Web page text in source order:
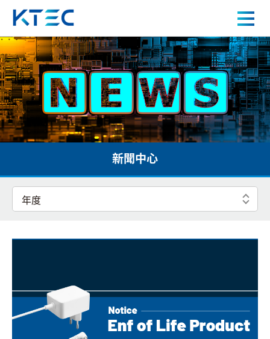
新聞中心
關於我們
產品中心
應用案例
人才招募
新聞中心
搜尋
語系
新聞中心